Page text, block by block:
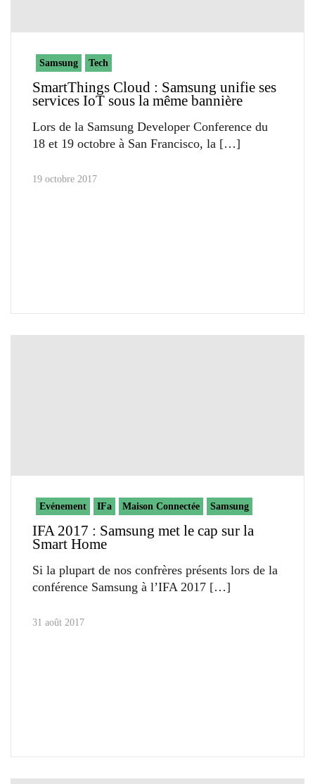
Samsung Tech
SmartThings Cloud : Samsung unifie ses
services IoT sous la même bannière
Lors de la Samsung Developer Conference du
18 et 19 octobre à San Francisco, la
19 octobre 2017
Evénement IFa Maison Connectée Samsung
IFA 2017 : Samsung met le cap sur la
Smart Home
Si la plupart de nos confrères présents lors de la
conférence Samsung à l’IFA 2017
31 août 2017